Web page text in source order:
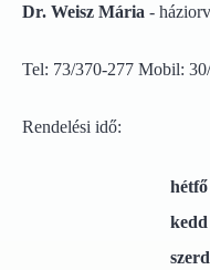
Dr. Weisz Mária -
Tel: 73/370-277 Mobil:
Rendelési idő:
hétfő
kedd